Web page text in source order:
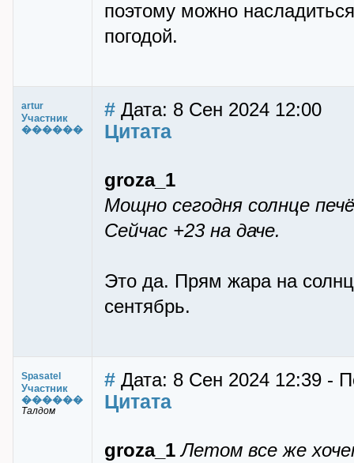
поэтому можно
погодой.
artur
Участник
������
# Дата: 8 Сен 2024 12:00
Цитата
groza_1
Мощно сегодня солнце
Сейчас +23 на даче.
Это да. Прям жара на
сентябрь.
Spasatel
Участник
������
Талдом
# Дата: 8 Сен 2024 12:39 -
Цитата
groza_1 Летом все же